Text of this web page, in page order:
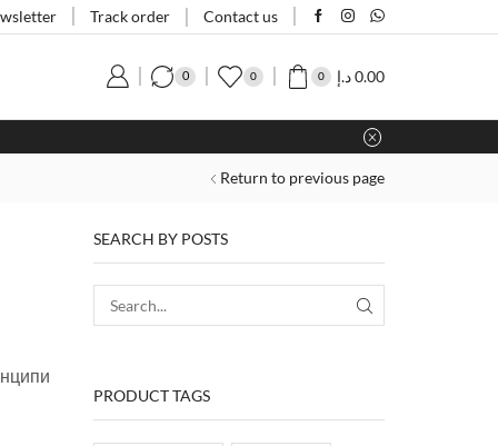
Track order Contact us
0 0 0 0.00د.إ
Return to previous page
SEARCH BY POSTS
PRODUCT TAGS